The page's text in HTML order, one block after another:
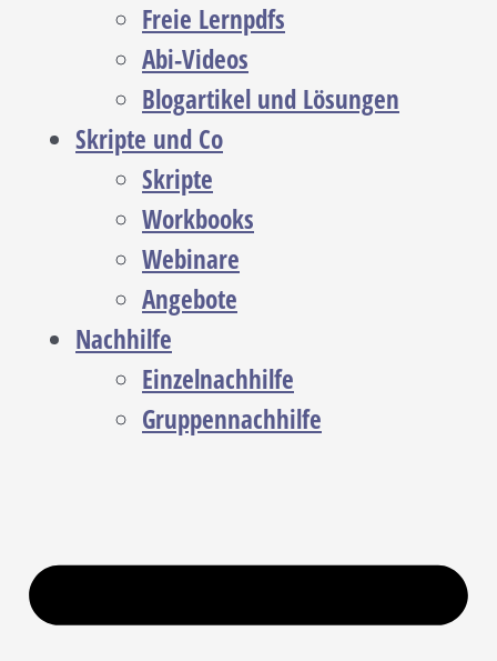
Freie Lernpdfs
Abi-Videos
Blogartikel und Lösungen
Skripte und Co
Skripte
Workbooks
Webinare
Angebote
Nachhilfe
Einzelnachhilfe
Gruppennachhilfe